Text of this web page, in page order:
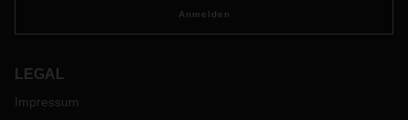
Anmelden
LEGAL
Impressum